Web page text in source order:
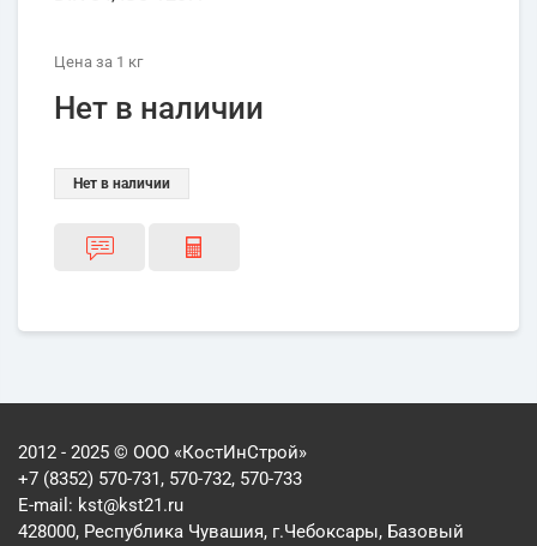
Цена за 1 кг
Нет в наличии
Нет в наличии
2012 - 2025 © ООО «КостИнСтрой»
+7 (8352) 570-731, 570-732, 570-733
E-mail: kst@kst21.ru
428000, Республика Чувашия, г.Чебоксары, Базовый